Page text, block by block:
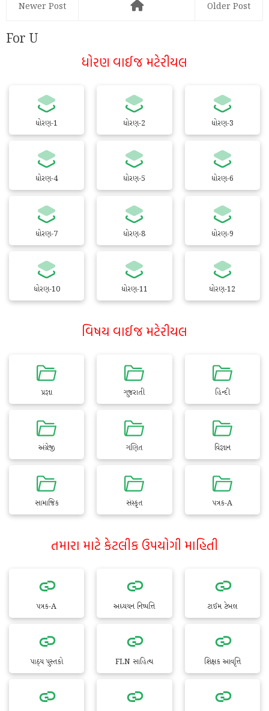
Newer Post Older Post
For U
ધોરણ વાઈજ મટેરીયલ
ધોરણ-1 ધોરણ-2 ધોરણ-3
ધોરણ-4 ધોરણ-5 ધોરણ-6
ધોરણ-7 ધોરણ-8 ધોરણ-9
ધોરણ-10 ધોરણ-11 ધોરણ-12
વિષય વાઈજ મટેરીયલ
પ્રજ્ઞા ગુજરાતી હિન્દી
અંગ્રેજી ગણિત વિજ્ઞાન
સામાજિક સંસ્કૃત પત્રક-A
તમારા માટે કેટલીક ઉપયોગી માહિતી
પત્રક-A અધ્યયન નિષ્પત્તિ ટાઈમ ટેબલ
પાઠ્ય પુસ્તકો FLN સાહિત્ય શિક્ષક આવૃત્તિ